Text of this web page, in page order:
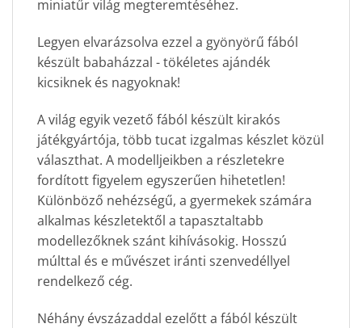
miniatűr világ megteremtéséhez.
Legyen elvarázsolva ezzel a gyönyörű fából
készült babaházzal - tökéletes ajándék
kicsiknek és nagyoknak!
A világ egyik vezető fából készült kirakós
játékgyártója, több tucat izgalmas készlet közül
választhat. A modelljeikben a részletekre
fordított figyelem egyszerűen hihetetlen!
Különböző nehézségű, a gyermekek számára
alkalmas készletektől a tapasztaltabb
modellezőknek szánt kihívásokig. Hosszú
múlttal és e művészet iránti szenvedéllyel
rendelkező cég.
Néhány évszázaddal ezelőtt a fából készült